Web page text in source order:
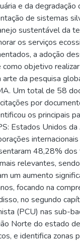
e da
de sistemas
sustentável da
os serviços
a adoção
objetivo
da pesquisa
Um total de 58
por
os principais
Estados Unidos da
48,28%
relevantes,
um aumento
focando na
no segundo
(PCU) nas sub-
Norte do estado
e identifica zonas